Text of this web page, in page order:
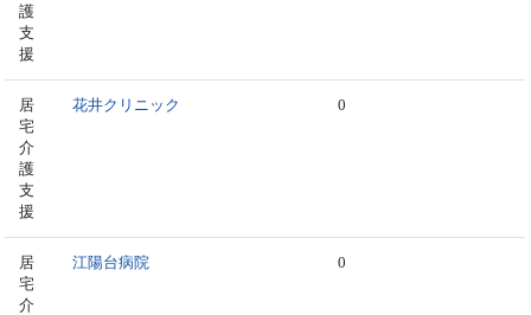
護
支
援
居
宅
介
護
支
援
花井クリニック 0
居
宅
介
江陽台病院 0